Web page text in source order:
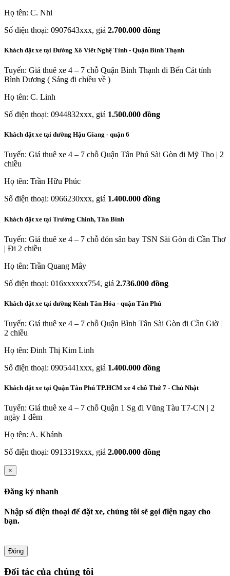
Họ tên: C. Nhi
Số điện thoại: 0907643xxx, giá 2.700.000 đồng
Khách đặt xe tại Đường Xô Viết Nghệ Tỉnh - Quận Bình Thạnh
Tuyến: Giá thuê xe 4 – 7 chỗ Quận Bình Thạnh đi Bến Cát tỉnh
Bình Dương ( Sáng đi chiều về )
Họ tên: C. Linh
Số điện thoại: 0944832xxx, giá 1.500.000 đồng
Khách đặt xe tại đường Hậu Giang - quận 6
Tuyến: Giá thuê xe 4 – 7 chỗ Quận Tân Phú Sài Gòn đi Mỹ Tho | 2
chiều
Họ tên: Trần Hữu Phúc
Số điện thoại: 0966230xxx, giá 1.400.000 đồng
Khách đặt xe tại Trường Chinh, Tân Bình
Tuyến: Giá thuê xe 4 – 7 chỗ đón sân bay TSN Sài Gòn đi Cần Thơ
| Đi 2 chiều
Họ tên: Trần Quang Mây
Số điện thoại: 016xxxxxx754, giá 2.736.000 đồng
Khách đặt xe tại đường Kênh Tân Hóa - quận Tân Phú
Tuyến: Giá thuê xe 4 – 7 chỗ Quận Bình Tân Sài Gòn đi Cần Giờ |
2 chiều
Họ tên: Đinh Thị Kim Linh
Số điện thoại: 0905441xxx, giá 1.400.000 đồng
Khách đặt xe tại Quận Tân Phú TP.HCM xe 4 chỗ Thứ 7 - Chủ Nhật
Tuyến: Giá thuê xe 4 – 7 chỗ Quận 1 Sg đi Vũng Tàu T7-CN | 2
ngày 1 đêm
Họ tên: A. Khánh
Số điện thoại: 0913319xxx, giá 2.000.000 đồng
×
Đăng ký nhanh
Nhập số điện thoại để đặt xe, chúng tôi sẽ gọi điện ngay cho
bạn.
Đóng
Đối tác của chúng tôi